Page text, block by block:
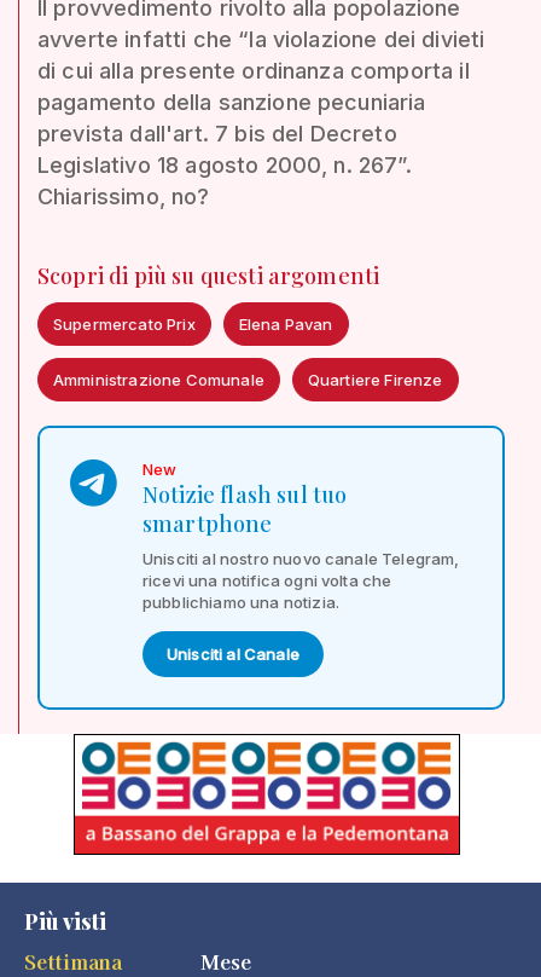
Il provvedimento rivolto alla popolazione
avverte infatti che “la violazione dei divieti
di cui alla presente ordinanza comporta il
pagamento della sanzione pecuniaria
prevista dall'art. 7 bis del Decreto
Legislativo 18 agosto 2000, n. 267”.
Chiarissimo, no?
Scopri di più su questi argomenti
Supermercato Prix Elena Pavan
Amministrazione Comunale Quartiere Firenze
New
Notizie flash sul tuo
smartphone
Unisciti al nostro nuovo canale Telegram,
ricevi una notifica ogni volta che
pubblichiamo una notizia.
Unisciti al Canale
Più visti
Settimana
Mese